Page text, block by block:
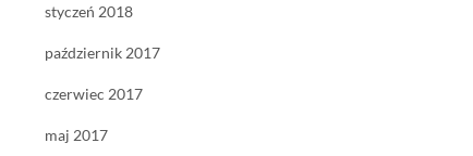
styczeń 2018
październik 2017
czerwiec 2017
maj 2017